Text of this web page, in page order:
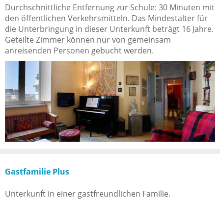
Durchschnittliche Entfernung zur Schule: 30 Minuten mit
den öffentlichen Verkehrsmitteln. Das Mindestalter für
die Unterbringung in dieser Unterkunft beträgt 16 Jahre.
Geteilte Zimmer können nur von gemeinsam
anreisenden Personen gebucht werden.
Gastfamilie Plus
Unterkunft in einer gastfreundlichen Familie.